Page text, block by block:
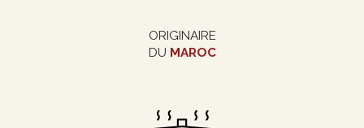
ORIGINAIRE
DU MAROC